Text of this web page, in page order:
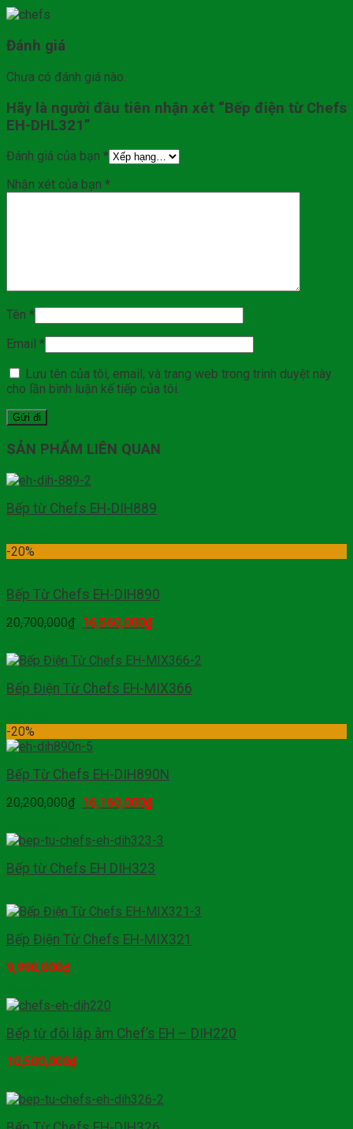
Đánh giá
Chưa có đánh giá nào.
Hãy là người đầu tiên nhận xét “Bếp điện từ Chefs
EH-DHL321”
Đánh giá của bạn *
Nhận xét của bạn *
Tên *
Email *
Lưu tên của tôi, email, và trang web trong trình duyệt này
cho lần bình luận kế tiếp của tôi.
SẢN PHẨM LIÊN QUAN
Bếp từ Chefs EH-DIH889
-20%
Bếp Từ Chefs EH-DIH890
20,700,000₫ 16,560,000₫
Bếp Điện Từ Chefs EH-MIX366
-20%
Bếp Từ Chefs EH-DIH890N
20,200,000₫ 16,160,000₫
Bếp từ Chefs EH DIH323
Bếp Điện Từ Chefs EH-MIX321
9,990,000₫
Bếp từ đôi lắp âm Chef’s EH – DIH220
10,500,000₫